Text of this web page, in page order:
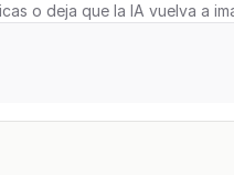
o deja que la IA vuelva a